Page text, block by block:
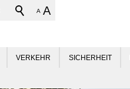
VERKEHR SICHERHEIT
A A